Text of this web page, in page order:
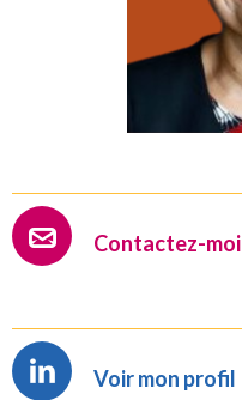
Contactez-moi
Voir mon profil